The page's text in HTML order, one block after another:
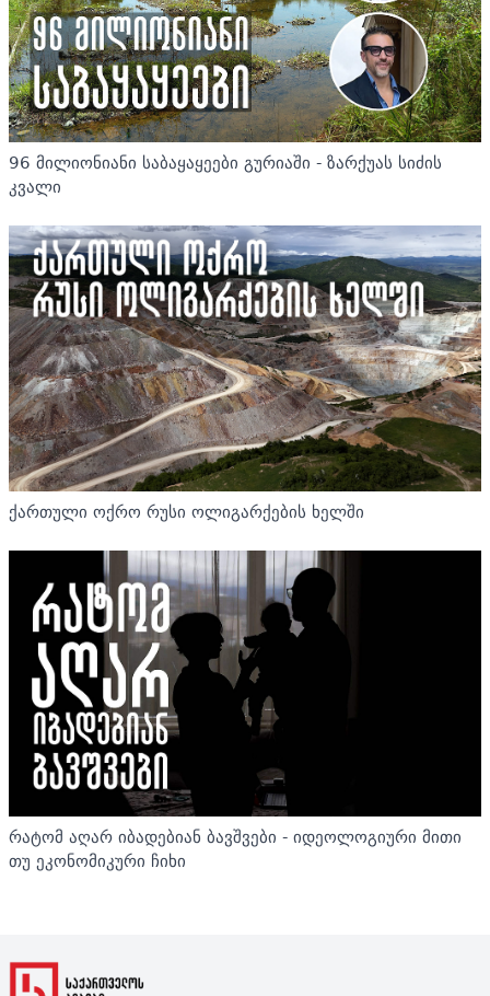
96 მილიონიანი საბაყაყეები გურიაში - ზარქუას სიძის
კვალი
ქართული ოქრო რუსი ოლიგარქების ხელში
რატომ აღარ იბადებიან ბავშვები - იდეოლოგიური მითი
თუ ეკონომიკური ჩიხი